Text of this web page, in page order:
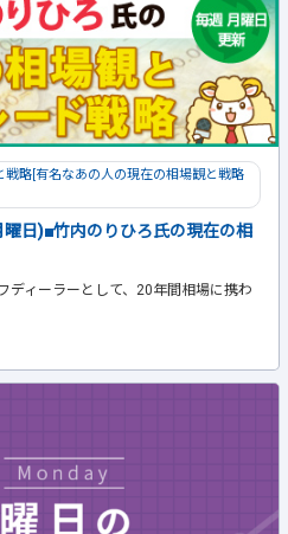
戦略[有名なあの人の現在の相場観と戦略
曜日)■竹内のりひろ氏の現在の相
ディーラーとして、20年間相場に携わ